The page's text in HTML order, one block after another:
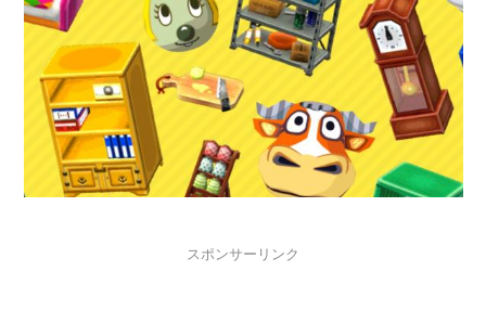
スポンサーリンク